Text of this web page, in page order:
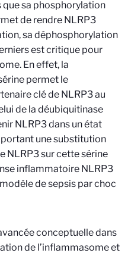
que sa phosphorylation
de rendre NLRP3
sa déphosphorylation
est critique pour
En effet, la
permet le
clé de NLRP3 au
de la déubiquitinase
NLRP3 dans un état
une substitution
NLRP3 sur cette sérine
inflammatoire NLRP3
de sepsis par choc
conceptuelle dans
de l’inflammasome et